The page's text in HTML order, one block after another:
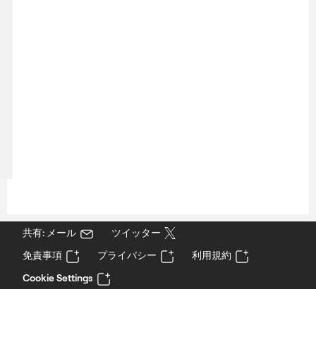
共有: メール
ツイッター
免責事項
プライバシー
利用規約
Cookie Settings